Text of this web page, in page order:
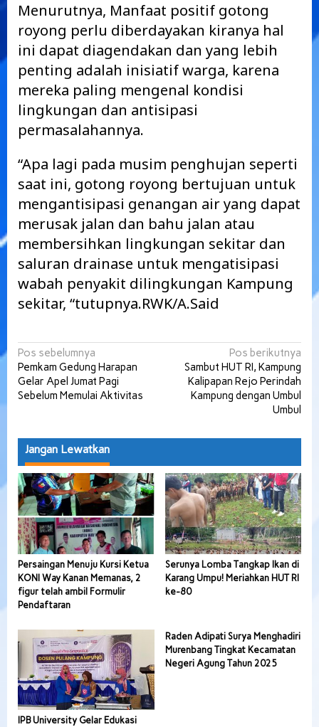
Menurutnya, Manfaat positif gotong
royong perlu diberdayakan kiranya hal
ini dapat diagendakan dan yang lebih
penting adalah inisiatif warga, karena
mereka paling mengenal kondisi
lingkungan dan antisipasi
permasalahannya.
“Apa lagi pada musim penghujan seperti
saat ini, gotong royong bertujuan untuk
mengantisipasi genangan air yang dapat
merusak jalan dan bahu jalan atau
membersihkan lingkungan sekitar dan
saluran drainase untuk mengatisipasi
wabah penyakit dilingkungan Kampung
sekitar, “tutupnya.RWK/A.Said
Navigasi
pos
Pos sebelumnya
Pemkam Gedung Harapan
Gelar Apel Jumat Pagi
Sebelum Memulai Aktivitas
Pos berikutnya
Sambut HUT RI, Kampung
Kalipapan Rejo Perindah
Kampung dengan Umbul
Umbul
Jangan Lewatkan
Persaingan Menuju Kursi Ketua
KONI Way Kanan Memanas, 2
figur telah ambil Formulir
Pendaftaran
Serunya Lomba Tangkap Ikan di
Karang Umpu! Meriahkan HUT RI
ke-80
IPB University Gelar Edukasi
Raden Adipati Surya Menghadiri
Murenbang Tingkat Kecamatan
Negeri Agung Tahun 2025